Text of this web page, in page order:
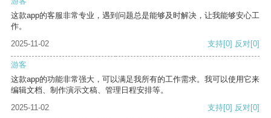
这款app的客服非常专业，遇到问题总是能够及时解决，让我能够安心工
作。
2025-11-02
支持[0] 反对[0]
游客
这款app的功能非常强大，可以满足我所有的工作需求。我可以使用它来
编辑文档、制作演示文稿、管理日程安排等。
2025-11-02
支持[0] 反对[0]